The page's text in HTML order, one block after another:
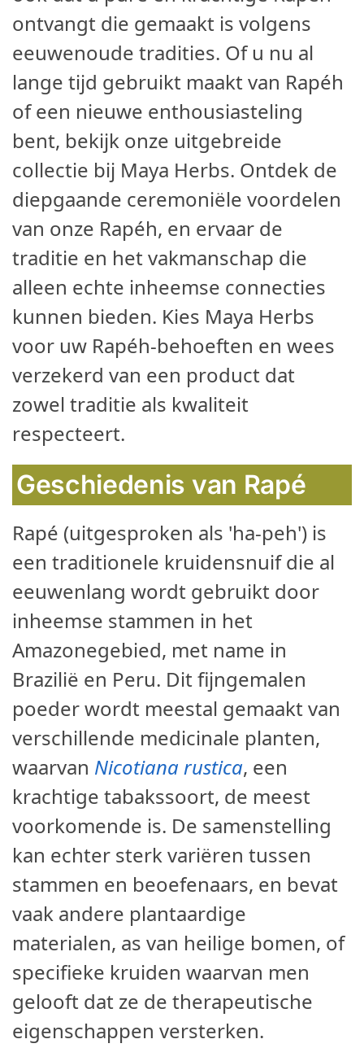
ontvangt die gemaakt is volgens
eeuwenoude tradities. Of u nu al
lange tijd gebruikt maakt van Rapéh
of een nieuwe enthousiasteling
bent, bekijk onze uitgebreide
collectie bij Maya Herbs. Ontdek de
diepgaande ceremoniële voordelen
van onze Rapéh, en ervaar de
traditie en het vakmanschap die
alleen echte inheemse connecties
kunnen bieden. Kies Maya Herbs
voor uw Rapéh-behoeften en wees
verzekerd van een product dat
zowel traditie als kwaliteit
respecteert.
Geschiedenis van Rapé
Rapé (uitgesproken als 'ha-peh') is
een traditionele kruidensnuif die al
eeuwenlang wordt gebruikt door
inheemse stammen in het
Amazonegebied, met name in
Brazilië en Peru. Dit fijngemalen
poeder wordt meestal gemaakt van
verschillende medicinale planten,
waarvan Nicotiana rustica, een
krachtige tabakssoort, de meest
voorkomende is. De samenstelling
kan echter sterk variëren tussen
stammen en beoefenaars, en bevat
vaak andere plantaardige
materialen, as van heilige bomen, of
specifieke kruiden waarvan men
gelooft dat ze de therapeutische
eigenschappen versterken.